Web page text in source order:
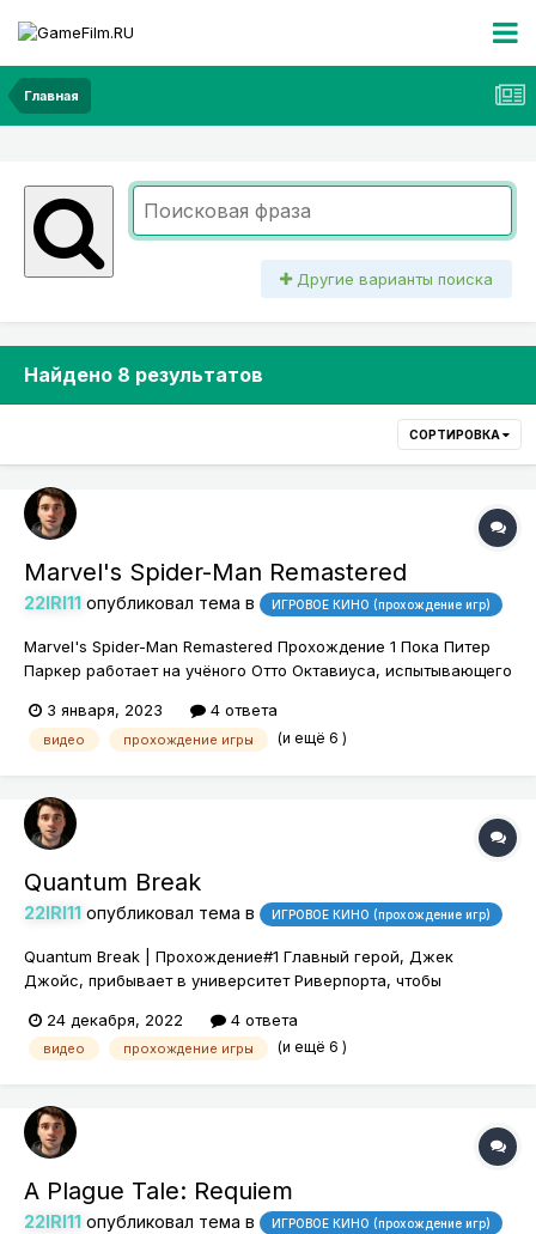
Главная
Другие варианты поиска
Найдено 8 результатов
СОРТИРОВКА
Marvel's Spider-Man Remastered
22IRI11 опубликовал тема в ИГРОВОЕ КИНО (прохождение игр)
Marvel's Spider-Man Remastered Прохождение 1 Пока Питер
Паркер работает на учёного Отто Октавиуса, испытывающего
арестовывает Уилсона Фиска. Этот арест приводит к
появлению таинственной банды по прозвищу «Демоны».
3 января, 2023 4 ответа
видео прохождение игры (и ещё 6 )
Quantum Break
22IRI11 опубликовал тема в ИГРОВОЕ КИНО (прохождение игр)
Quantum Break | Прохождение#1 Главный герой, Джек
Джойс, прибывает в университет Риверпорта, чтобы
также брат Джека - Уилл.
24 декабря, 2022 4 ответа
видео прохождение игры (и ещё 6 )
A Plague Tale: Requiem
22IRI11 опубликовал тема в ИГРОВОЕ КИНО (прохождение игр)